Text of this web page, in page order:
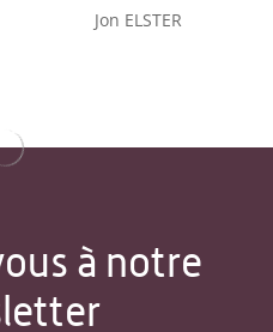
Jon ELSTER
à notre